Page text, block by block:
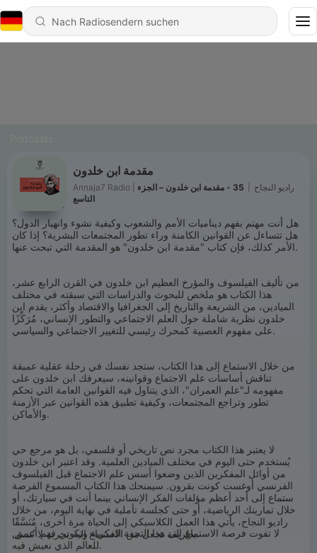
مقدمة ابن خلدون
Annaja7 Radio | راديو النجاح
35 - مقدمة ابن خلدون – الجزء
التاسع
هل أنت مهتم بفهم ديناميات الأمم والشعوب وكيفية نشوء وانهيار الدول؟
هل تتساءل عن القوانين الكامنة وراء تطور المجتمعات البشرية؟ إذا كان
الأمر كذلك، فإن كتاب "مقدمة ابن خلدون" هو المقدمة التي تبحث عنها.
من تأليف الفيلسوف والمؤرخ العظيم ابن خلدون في القرن الرابع عشر،
هذا الكتاب هو ملخص للبحوث والدراسات التي سبقته في مختلف
الميادين، من الشريعة والتاريخ إلى الجغرافيا والاقتصاد وأكثر، يقدم ابن
خلدون نظرية شاملة حول العلم الاجتماعي والتطور الإنساني، مُرَكِّزًا
على مفهوم العصبية كمحرك رئيسي للتغيير الاجتماعي والسياسي.
من خلال الاستماع إلى هذا الكتاب، ستجد نفسك في رحلة عقلية عميقة
تناقش أساسات علم الاجتماع وقوانينه، سيعرفك ابن خلدون على
مفهومه لـ"علم العمران"، الذي يتناول فيه القوانين العامة التي تحكم
تطور وتراجع المجتمعات، وكيفية تطبيق هذه القوانين عبر الأزمنة
والأماكن.
لا يعتبر هذا الكتاب مجرد نص تاريخي أو فلسفي، بل هو مرجع حي
يُستخدم حتى اليوم في مختلف الميادين العلمية. وقد اعتبر ابن خلدون
من أوائل المفكرين الذين وضعوا أسس علم الاجتماع قبل الفيلسوف
الفرنسي أوغست كونت بقرون. سيمنحك هذا الكتاب المسموع الفرصة
للاستماع إلى أحد أعظم مؤلفات الفكر الإنساني بينما أنت في سيارتك، أو
خلال تمارينك الرياضية، أو حتى كجلسة تأملية في نهاية اليوم، من خلال
راديو النجاح، يأتي هذا العمل الكلاسيكي إلى الحياة مرة أخرى، مُنَسَّقًا
بطريقة تجعل من الاستماع إليه تجربة لا تُنسى.
لا تفوت فرصة الاستماع إلى هذا التحفة الفكرية وتكوين فهم أعمق
للعالم الذي نعيش فيه.